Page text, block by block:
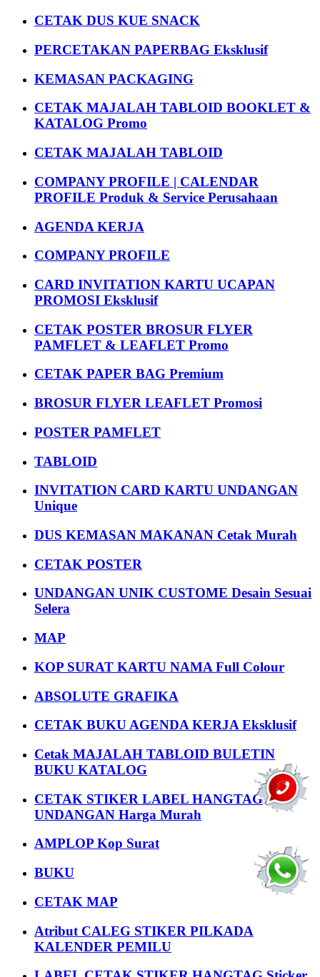
CETAK DUS KUE SNACK
PERCETAKAN PAPERBAG Eksklusif
KEMASAN PACKAGING
CETAK MAJALAH TABLOID BOOKLET &
KATALOG Promo
CETAK MAJALAH TABLOID
COMPANY PROFILE | CALENDAR
PROFILE Produk & Service Perusahaan
AGENDA KERJA
COMPANY PROFILE
CARD INVITATION KARTU UCAPAN
PROMOSI Eksklusif
CETAK POSTER BROSUR FLYER
PAMFLET & LEAFLET Promo
CETAK PAPER BAG Premium
BROSUR FLYER LEAFLET Promosi
POSTER PAMFLET
TABLOID
INVITATION CARD KARTU UNDANGAN
Unique
DUS KEMASAN MAKANAN Cetak Murah
CETAK POSTER
UNDANGAN UNIK CUSTOME Desain Sesuai
Selera
MAP
KOP SURAT KARTU NAMA Full Colour
ABSOLUTE GRAFIKA
CETAK BUKU AGENDA KERJA Eksklusif
Cetak MAJALAH TABLOID BULETIN
BUKU KATALOG
CETAK STIKER LABEL HANGTAG
UNDANGAN Harga Murah
AMPLOP Kop Surat
BUKU
CETAK MAP
Atribut CALEG STIKER PILKADA
KALENDER PEMILU